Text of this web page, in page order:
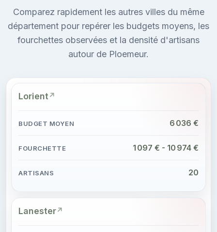
Comparez rapidement les autres villes du même
département pour repérer les budgets moyens, les
fourchettes observées et la densité d'artisans
autour de Ploemeur.
Lorient
6 036 €
1 097 € - 10 974 €
20
Lanester